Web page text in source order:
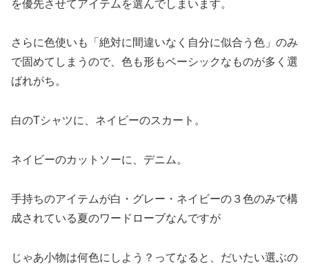
を優先させてアイテムを選んでしまいます。
さらに色使いも「絶対に間違いなく自分に似合う色」のみ
で固めてしまうので、色も形もベーシックなものが多く選
ばれがち。
白のTシャツに、ネイビーのスカート。
ネイビーのカットソーに、デニム。
手持ちのアイテムが白・グレー・ネイビーの３色のみで構
成されている夏のワードローブなんですが
じゃあ小物は何色にしよう？ってなると、だいたい選ぶの